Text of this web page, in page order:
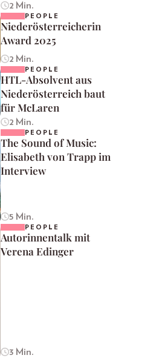
2 Min.
PEOPLE
Niederösterreicherin
Award 2025
2 Min.
PEOPLE
HTL-Absolvent aus
Niederösterreich baut
für McLaren
2 Min.
PEOPLE
The Sound of Music:
Elisabeth von Trapp im
Interview
5 Min.
PEOPLE
Autorinnentalk mit
Verena Edinger
3 Min.